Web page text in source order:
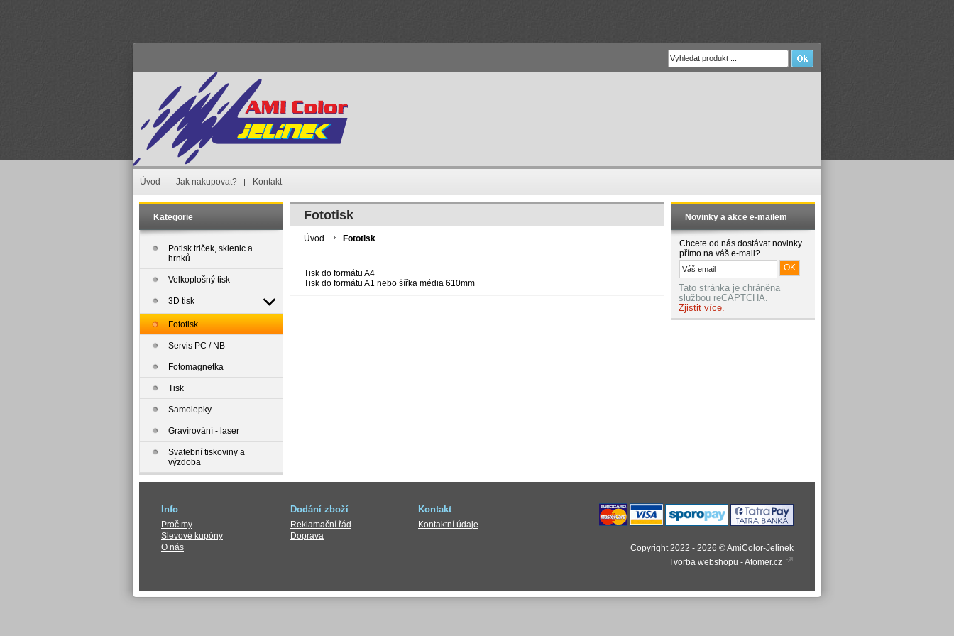
Úvod Jak nakupovat? Kontakt
Kategorie
Potisk triček, sklenic a
hrnků
Velkoplošný tisk
3D tisk
Fototisk
Servis PC / NB
Fotomagnetka
Tisk
Samolepky
Gravírování - laser
Svatební tiskoviny a
výzdoba
Fototisk
Úvod Fototisk
Tisk do formátu A4
Tisk do formátu A1 nebo šířka média 610mm
Novinky a akce e-mailem
Chcete od nás dostávat novinky
přímo na váš e-mail?
Tato stránka je chráněna
službou reCAPTCHA.
Zjistit více.
Info Dodání zboží Kontakt
Proč my
Slevové kupóny
O nás
Reklamační řád
Doprava
Kontaktní údaje
Copyright 2022 - 2026 © AmiColor-Jelinek
Tvorba webshopu - Atomer.cz